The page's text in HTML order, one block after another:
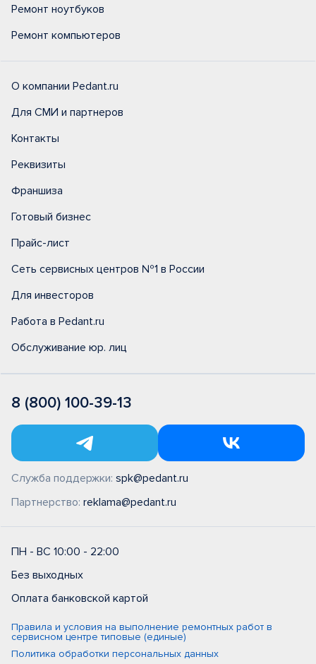
Ремонт ноутбуков
Ремонт компьютеров
О компании Pedant.ru
Для СМИ и партнеров
Контакты
Реквизиты
Франшиза
Готовый бизнес
Прайс-лист
Сеть сервисных центров №1 в России
Для инвесторов
Работа в Pedant.ru
Обслуживание юр. лиц
8 (800) 100-39-13
Служба поддержки: spk@pedant.ru
Партнерство: reklama@pedant.ru
ПН - ВС 10:00 - 22:00
Без выходных
Оплата банковской картой
Правила и условия на выполнение ремонтных работ в
сервисном центре типовые (единые)
Политика обработки персональных данных